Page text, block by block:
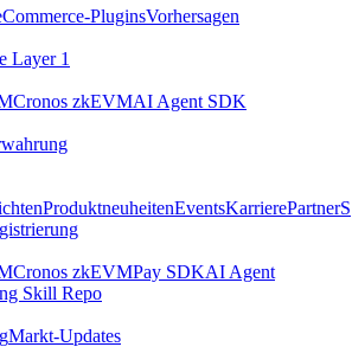
PluginsVorhersagen
Layer 1
Cronos zkEVMAI Agent SDK
ProduktneuheitenEventsKarrierePartnerS
Cronos zkEVMPay SDKAI Agent
Skill Repo
Markt-Updates